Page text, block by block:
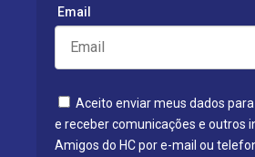
Email
Aceito enviar meus dados
e receber comunicações e outros
Amigos do HC por e-mail ou